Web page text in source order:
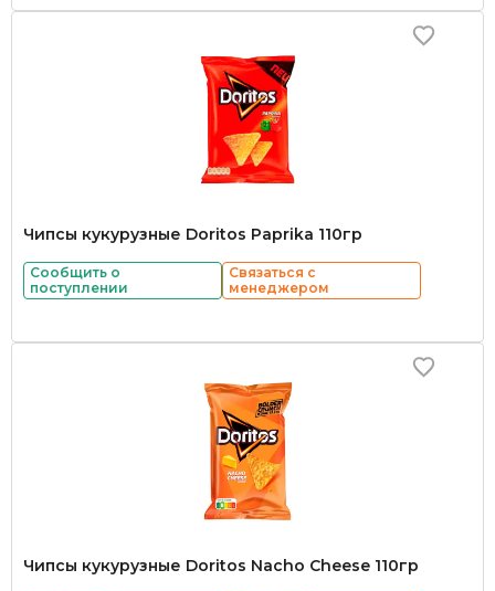
Чипсы кукурузные Doritos Paprika 110гр
Сообщить о
поступлении
Связаться с
менеджером
Чипсы кукурузные Doritos Nacho Cheese 110гр